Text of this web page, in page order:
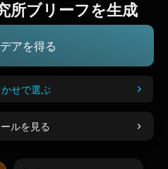
所ブリーフを生成
アを得る
せで選ぶ
ルを見る